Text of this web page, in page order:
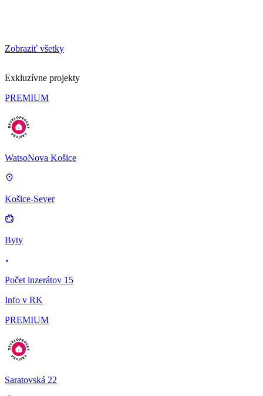
Zobraziť všetky
Exkluzívne projekty
PREMIUM
WatsoNova Košice
Košice-Sever
Byty
Počet inzerátov 15
Info v RK
PREMIUM
Saratovská 22